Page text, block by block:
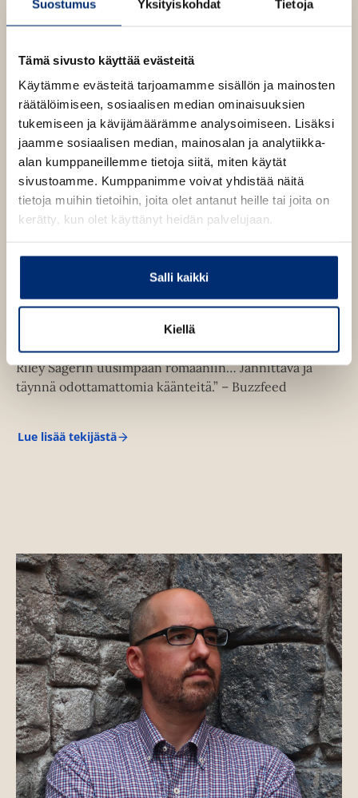
Suostumus Yksityiskohdat Tietoja
Tämä sivusto käyttää evästeitä
Käytämme evästeitä tarjoamamme sisällön ja mainosten
räätälöimiseen, sosiaalisen median ominaisuuksien
tukemiseen ja kävijämäärämme analysoimiseen. Lisäksi
jaamme sosiaalisen median, mainosalan ja analytiikka-
alan kumppaneillemme tietoja siitä, miten käytät
sivustoamme. Kumppanimme voivat yhdistää näitä
tietoja muihin tietoihin, joita olet antanut heille tai joita on
kerätty, kun olet käyttänyt heidän palvelujaan.
Salli kaikki
Kiellä
l
e
t
e
e
n
e
h
t
ä
e
h
t
e
e
n
Times Book Review
”Kirjailija kuvaa pahaenteisiä tapahtumia ja karmivia
käänteitä taidokkaasti sekä lisää mukaan
yhteiskunnallisuutta ja yllättävän loppukäänteen.” –
Wall Street Journal
”Koukuttava lukukokemus kutsuu lukijan mukaan
selkäpiitä karmivaan huviin.” – Shelf Awareness
synkkenevää tunnelmaa ja yön pienimpiäkin väreitä
luodessaan äärimmäistä kauhua.” – Associated Press
”Jos pidät trillereistä, joissa on ripaus kauhua, rakastut
Riley Sagerin uusimpaan romaaniin… Jännittävä ja
täynnä odottamattomia käänteitä.” – Buzzfeed
Lue lisää tekijästä
R
e
r